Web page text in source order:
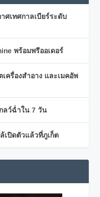
ศเทศกาลเบียร์ระดับ
พร้อมพรีออเดอร์
เครื่องสำอาง และเมคอัพ
ลว์ฉ่ำใน 7 วัน
เปิดตัวแล้วที่ภูเก็ต